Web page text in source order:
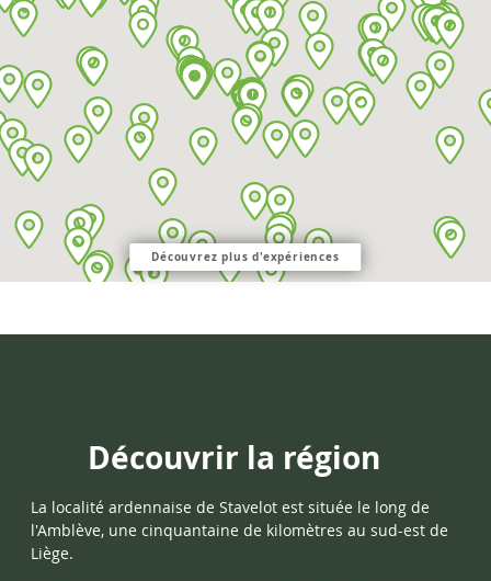
Découvrez plus d'expériences
Découvrir la région
La localité ardennaise de Stavelot est située le long de
l'Amblève, une cinquantaine de kilomètres au sud-est de
Liège.